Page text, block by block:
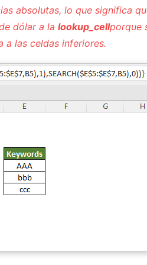
absolutas, lo que significa
dólar a la lookup_cellporque
a las celdas inferiores.